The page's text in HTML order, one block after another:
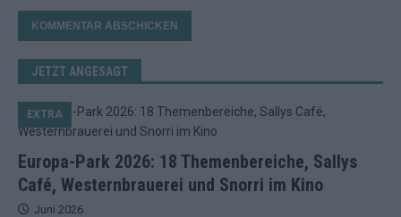
JETZT ANGESAGT
Europa-Park 2026: 18 Themenbereiche, Sallys
Café, Westernbrauerei und Snorri im Kino
EXTRA
Juni 2026